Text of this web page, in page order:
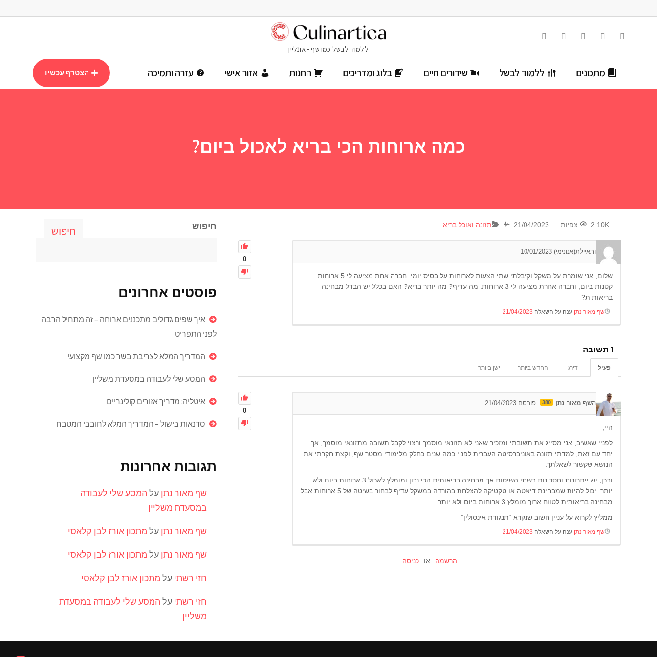
מתכונים ללמוד לבשל שידורים חיים בלוג ומדריכים החנות אזור אישי עזרה ותמיכה הצטרף עכשיו
כמה ארוחות הכי בריא לאכול ביום?
2.10K צפיות 21/04/2023 תזונה ואוכל בריא
0
איילת(אנונימי) 10/01/2023 0 תגובות
שלום, אני שומרת על משקל וקיבלתי שתי הצעות לארוחות על בסיס יומי. חברה אחת מציעה לי 5 ארוחות
קטנות ביום, וחברה אחרת מציעה לי 3 ארוחות. מה עדיף? מה יותר בריא? האם בכלל יש הבדל מבחינה
בריאותית?
שף מאור נתן ענה על השאלה 21/04/2023
1 תשובה
פעיל דירג החדש ביותר ישן ביותר
0
שף מאור נתן 380 פורסם 21/04/2023 0תגובה
היי,
לפניי שאשיב, אני מסייג את תשובתי ומזכיר שאני לא תזונאי מוסמך ורצוי לקבל תשובה מתזונאי מוסמך, אך
יחד עם זאת, למדתי תזונה באוניברסיטה העברית לפניי כמה שנים כחלק מלימודי מסטר שף, וקצת חקרתי את
הנושא שקשור לשאלתך.
ובכן, יש ייתרונות וחסרונות בשתי השיטות אך מבחינה בריאותית הכי נכון ומומלץ לאכול 3 ארוחות ביום ולא
יותר. יכול להיות שמבחינת דיאטה או טקטיקה להצלחת בהורדה במשקל עדיף לבחור בשיטה של 5 ארוחות אבל
מבחינה בריאותית לטווח ארוך מומלץ 3 ארוחות ביום ולא יותר.
ממליץ לקרוא על עניין חשוב שנקרא “תנגודת אינסולין”
שף מאור נתן ענה על השאלה 21/04/2023
הרשמה או כניסה
חיפוש חיפוש
פוסטים אחרונים
איך שפים גדולים מתכננים ארוחה – זה מתחיל הרבה
לפני התפריט
המדריך המלא לצריבת בשר כמו שף מקצועי
המסע שלי לעבודה במסעדת משליין
איטליה: מדריך אזורים קולינריים
סדנאות בישול – המדריך המלא לחובבי המטבח
תגובות אחרונות
שף מאור נתן על המסע שלי לעבודה
במסעדת משליין
שף מאור נתן על מתכון אורז לבן קלאסי
שף מאור נתן על מתכון אורז לבן קלאסי
חזי רשתי על מתכון אורז לבן קלאסי
חזי רשתי על המסע שלי לעבודה במסעדת
משליין